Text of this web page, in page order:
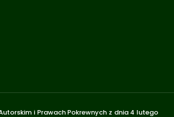
i Prawach Pokrewnych z dnia 4 lutego